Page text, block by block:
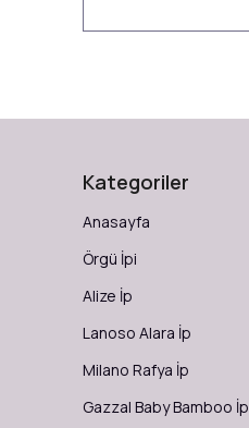
Kategoriler
Anasayfa
Örgü İpi
Alize İp
Lanoso Alara İp
Milano Rafya İp
Gazzal Baby Bamboo İp